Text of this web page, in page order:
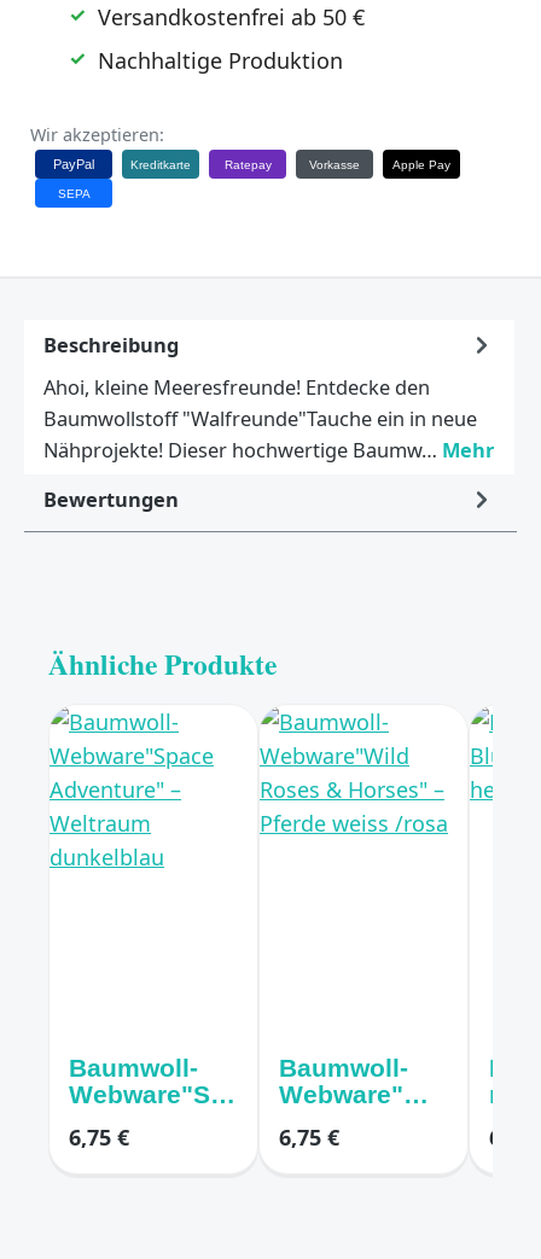
Versandkostenfrei ab 50 €
Nachhaltige Produktion
Wir akzeptieren:
PayPal Kreditkarte Ratepay Vorkasse Apple Pay
SEPA
Beschreibung
Ahoi, kleine Meeresfreunde! Entdecke den
Baumwollstoff "Walfreunde"Tauche ein in neue
Nähprojekte! Dieser hochwertige Baumw… Mehr
Bewertungen
Ähnliche Produkte
Baumwoll-
Webware"Sp
Adventure" –
6,75 €
Baumwoll-
Webware"Wil
Horses" –
6,75 €
mit
er
6,75